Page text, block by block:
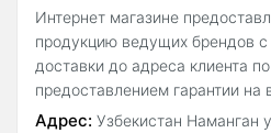
Интернет магазине
продукцию ведущих брендов
доставки до адреса клиента
предоставлением гарантии на
Адрес: Узбекистан Наманган